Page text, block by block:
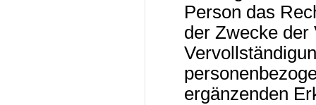
Person das
der Zwecke der
ergänzenden